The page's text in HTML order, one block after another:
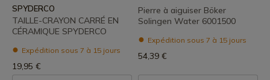
SPYDERCO
TAILLE-CRAYON CARRÉ EN
CÉRAMIQUE SPYDERCO
Expédition sous 7 à 15 jours
19,95 €
Pierre à aiguiser Böker
Solingen Water 6001500
Expédition sous 7 à 15 jours
54,39 €